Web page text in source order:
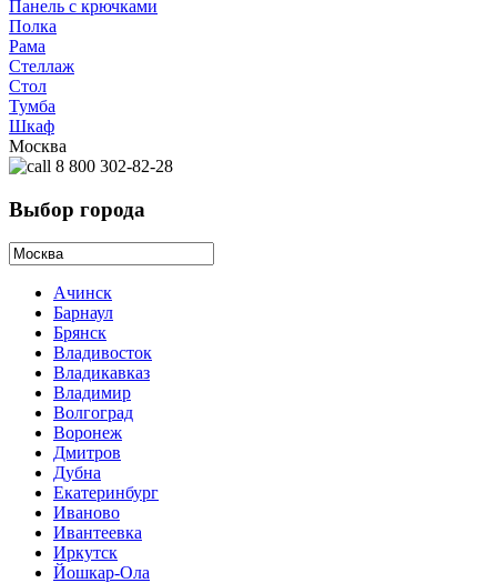
Панель с крючками
Полка
Рама
Стеллаж
Стол
Тумба
Шкаф
Москва
8 800 302-82-28
Выбор города
Ачинск
Барнаул
Брянск
Владивосток
Владикавказ
Владимир
Волгоград
Воронеж
Дмитров
Дубна
Екатеринбург
Иваново
Ивантеевка
Иркутск
Йошкар-Ола